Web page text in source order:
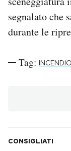
segnalato che
durante le
Tag: INCENDIO
CONSIGLIATI